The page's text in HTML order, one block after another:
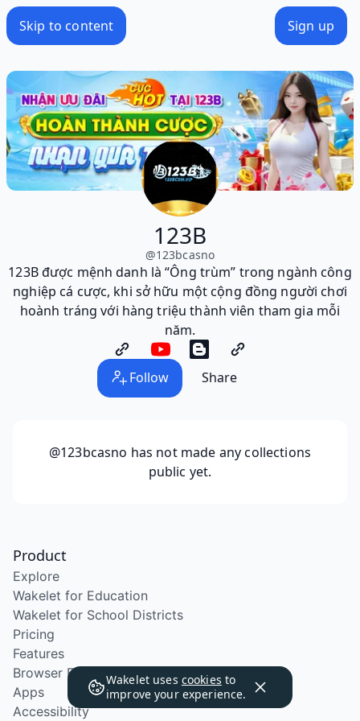
Skip to content Sign up
123B
@123bcasno
123B được mệnh danh là “Ông trùm” trong ngành công
nghiệp cá cược, khi sở hữu một cộng đồng người chơi
hoành tráng với hàng triệu thành viên tham gia mỗi
năm.
Follow Share
@123bcasno has not made any collections
public yet.
Wakelet uses cookies to
improve your experience.
Product
Explore
Wakelet for Education
Wakelet for School Districts
Pricing
Features
Browser Extension
Apps
Accessibility